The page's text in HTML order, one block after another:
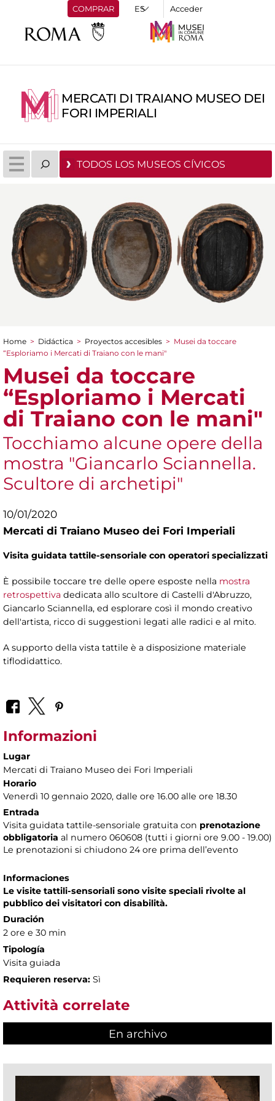
COMPRAR Acceder
MERCATI DI TRAIANO MUSEO DEI
FORI IMPERIALI
TODOS LOS MUSEOS CÍVICOS
You are here
Home > Didáctica > Proyectos accesibles > Musei da toccare
“Esploriamo i Mercati di Traiano con le mani"
Musei da toccare
“Esploriamo i Mercati
di Traiano con le mani"
Tocchiamo alcune opere della
mostra "Giancarlo Sciannella.
Scultore di archetipi"
10/01/2020
Mercati di Traiano Museo dei Fori Imperiali
Visita guidata tattile-sensoriale con operatori specializzati
È possibile toccare tre delle opere esposte nella mostra
retrospettiva dedicata allo scultore di Castelli d'Abruzzo,
Giancarlo Sciannella, ed esplorare così il mondo creativo
dell'artista, ricco di suggestioni legati alle radici e al mito.
A supporto della vista tattile è a disposizione materiale
tiflodidattico.
Informazioni
Lugar
Mercati di Traiano Museo dei Fori Imperiali
Horario
Venerdì 10 gennaio 2020, dalle ore 16.00 alle ore 18.30
Entrada
Visita guidata tattile-sensoriale gratuita con prenotazione
obbligatoria al numero 060608 (tutti i giorni ore 9.00 - 19.00)
Le prenotazioni si chiudono 24 ore prima dell’evento
Informaciones
Le visite tattili-sensoriali sono visite speciali rivolte al
pubblico dei visitatori con disabilità.
Duración
2 ore e 30 min
Tipología
Visita guiada
Requieren reserva: Sì
Attività correlate
En archivo